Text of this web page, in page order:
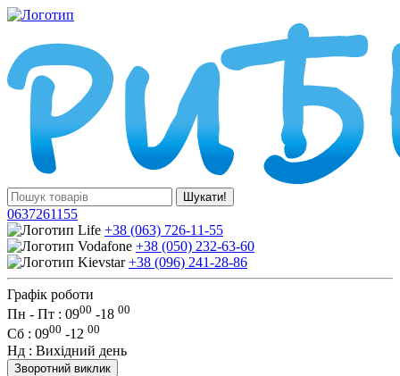
Шукати!
0637261155
+38 (063) 726-11-55
+38 (050) 232-63-60
+38 (096) 241-28-86
Графік роботи
Пн - Пт : 0900 -18 00
Сб : 0900 -12 00
Нд : Вихідний день
Зворотний виклик